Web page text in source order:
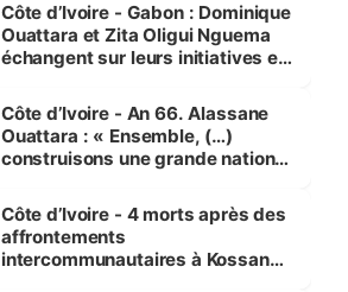
Côte d’Ivoire - Gabon : Dominique
Ouattara et Zita Oligui Nguema
échangent sur leurs initiatives en
enfants
Côte d’Ivoire - An 66. Alassane
Ouattara : « Ensemble, (…)
construisons une grande nation
générations futures »
Côte d’Ivoire - 4 morts après des
affrontements
intercommunautaires à Kossandji